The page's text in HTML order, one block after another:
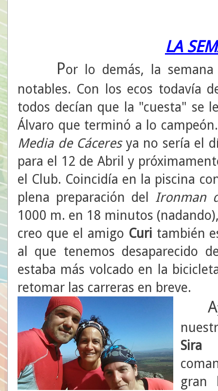
LA
Por lo demás, la
notables. Con los ecos todavía
todos decían que la "cuesta" se
Álvaro que terminó a lo
Media de Cáceresya no sería el
para el 12 de Abril y
el Club. Coincidía en la piscina
plena preparación del
Ironman
1000 m. en 18 minutos
creo que el amigo Curi también
al que tenemos desaparecido
estaba más volcado en la
retomar las carreras en breve.
A
gran